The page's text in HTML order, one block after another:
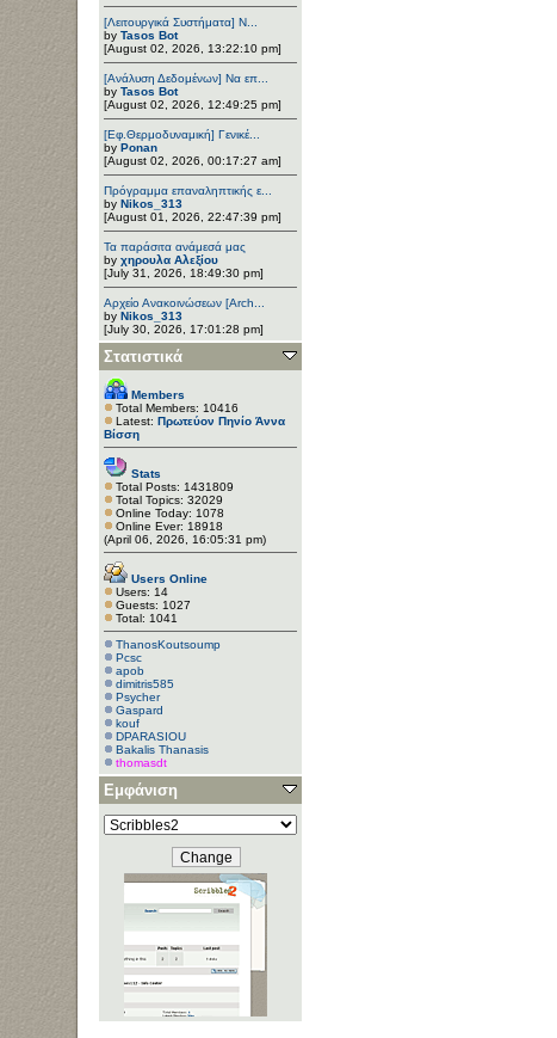
[Λειτουργικά Συστήματα] Ν...
by Tasos Bot
[August 02, 2026, 13:22:10 pm]
[Ανάλυση Δεδομένων] Να επ...
by Tasos Bot
[August 02, 2026, 12:49:25 pm]
[Εφ.Θερμοδυναμική] Γενικέ...
by Ponan
[August 02, 2026, 00:17:27 am]
Πρόγραμμα επαναληπτικής ε...
by Nikos_313
[August 01, 2026, 22:47:39 pm]
Τα παράσιτα ανάμεσά μας
by χηρουλα Αλεξίου
[July 31, 2026, 18:49:30 pm]
Αρχείο Ανακοινώσεων [Arch...
by Nikos_313
[July 30, 2026, 17:01:28 pm]
Στατιστικά
Members
Total Members: 10416
Latest: Πρωτεύον Πηνίο Άννα
Βίσση
Stats
Total Posts: 1431809
Total Topics: 32029
Online Today: 1078
Online Ever: 18918
(April 06, 2026, 16:05:31 pm)
Users Online
Users: 14
Guests: 1027
Total: 1041
ThanosKoutsoump
Pcsc
apob
dimitris585
Psycher
Gaspard
kouf
DPARASIOU
Bakalis Thanasis
thomasdt
Εμφάνιση